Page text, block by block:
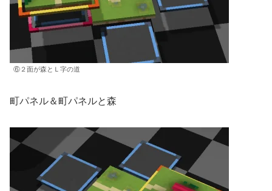
⑥２面が森とＬ字の道
町パネル＆町パネルと森